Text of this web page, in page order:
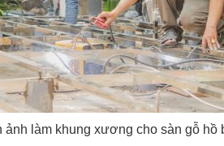
ảnh làm khung xương cho sàn gỗ hồ